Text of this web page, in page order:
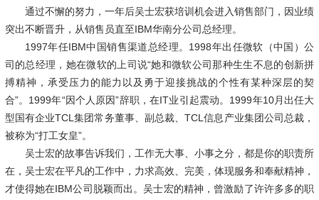
通过不懈的努力，一年后吴士宏获培训机会进入销售部门，因业绩
突出不断晋升，从销售员直至IBM华南分公司总经理。
1997年任IBM中国销售渠道总经理。 1998年出任微软（中国）公
司的总经理，她在微软的上司说“她和微软公司那种生生不息的创新拼
搏精神，承受压力的能力以及勇于迎接挑战的个性有某种深层的契
合”。 1999年“因个人原因”辞职，在IT业引起震动。 1999年10月出任大
型国有企业TCL集团常务董事、副总裁、TCL信息产业集团公司总裁，
被称为“打工女皇”。
吴士宏的故事告诉我们，工作无大事、小事之分，都是你的职责所
在，吴士宏在平凡的工作中，力求高效、完美，体现服务和奉献精神，
才使得她在IBM公司脱颖而出。吴士宏的精神，曾激励了许许多多的职